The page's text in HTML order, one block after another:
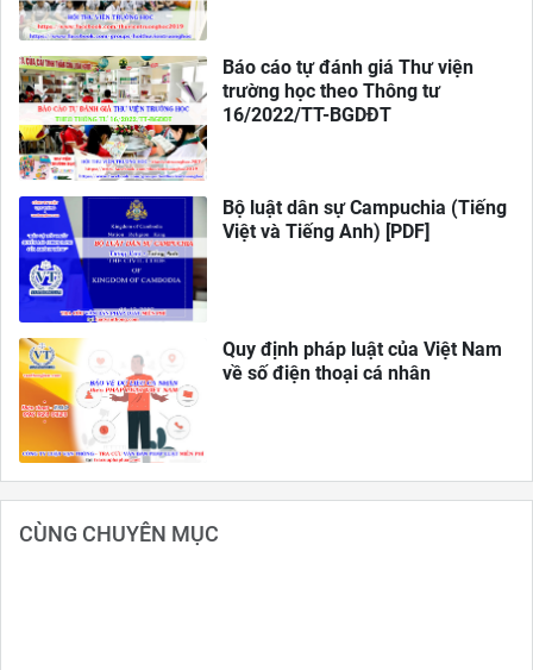
Báo cáo tự đánh giá Thư viện
trường học theo Thông tư
16/2022/TT-BGDĐT
Bộ luật dân sự Campuchia (Tiếng
Việt và Tiếng Anh) [PDF]
Quy định pháp luật của Việt Nam
về số điện thoại cá nhân
CÙNG CHUYÊN MỤC